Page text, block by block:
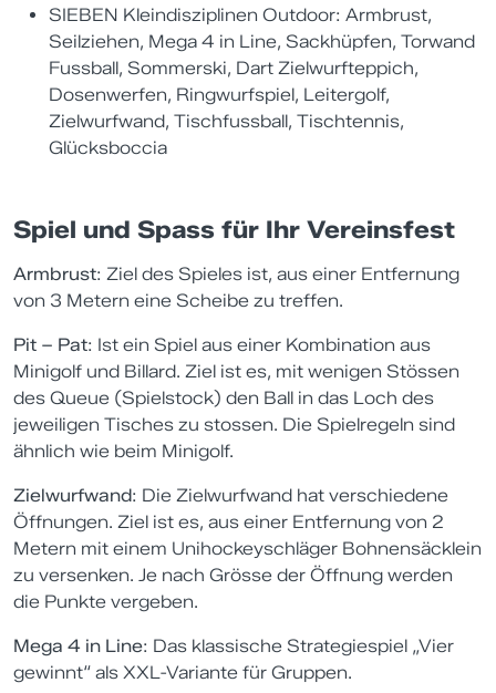
SIEBEN Kleindisziplinen Outdoor: Armbrust,
Seilziehen, Mega 4 in Line, Sackhüpfen, Torwand
Fussball, Sommerski, Dart Zielwurfteppich,
Dosenwerfen, Ringwurfspiel, Leitergolf,
Zielwurfwand, Tischfussball, Tischtennis,
Glücksboccia
Spiel und Spass für Ihr Vereinsfest
Armbrust: Ziel des Spieles ist, aus einer Entfernung
von 3 Metern eine Scheibe zu treffen.
Pit – Pat: Ist ein Spiel aus einer Kombination aus
Minigolf und Billard. Ziel ist es, mit wenigen Stössen
des Queue (Spielstock) den Ball in das Loch des
jeweiligen Tisches zu stossen. Die Spielregeln sind
ähnlich wie beim Minigolf.
Zielwurfwand: Die Zielwurfwand hat verschiedene
Öffnungen. Ziel ist es, aus einer Entfernung von 2
Metern mit einem Unihockeyschläger Bohnensäcklein
zu versenken. Je nach Grösse der Öffnung werden
die Punkte vergeben.
Mega 4 in Line: Das klassische Strategiespiel „Vier
gewinnt“ als XXL-Variante für Gruppen.